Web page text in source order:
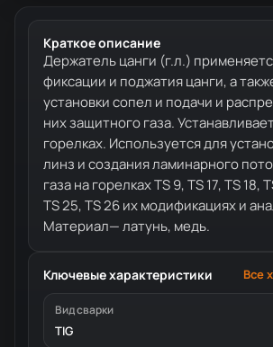
Краткое описание
Держатель цанги (г.л.)
фиксации и поджатия цанги, а
установки сопел и подачи и
них защитного газа.
горелках. Используется для
линз и создания ламинарного
газа на горелках TS 9, TS 17, TS 18,
TS 25, TS 26 их модификациях и
Материал— латунь, медь.
Ключевые характеристики Все
Вид сварки
TIG